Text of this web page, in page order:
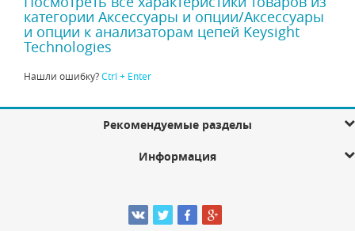
категории Аксессуары и опции/Аксессуары
и опции к анализаторам цепей Keysight
Technologies
Нашли ошибку?Ctrl + Enter
Рекомендуемые разделы
Информация